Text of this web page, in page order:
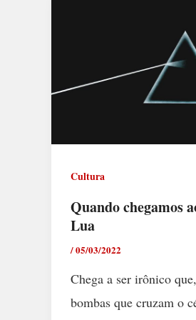
Cultura
Quando chegamos
Lua
/05/03/2022
Chega a ser irônico
bombas que cruzam o